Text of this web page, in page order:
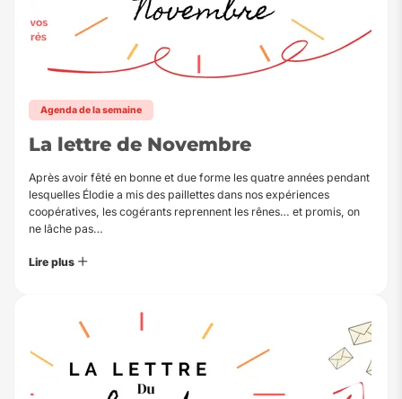
Agenda de la semaine
La lettre de Novembre
Après avoir fêté en bonne et due forme les quatre années pendant
lesquelles Élodie a mis des paillettes dans nos expériences
coopératives, les cogérants reprennent les rênes… et promis, on
ne lâche pas…
Lire plus